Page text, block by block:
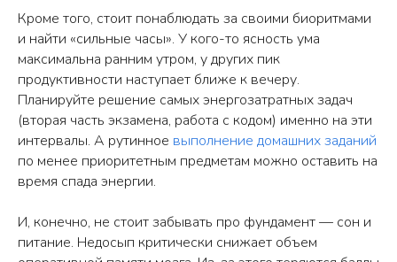
Кроме того, стоит понаблюдать за своими биоритмами
и найти «сильные часы». У кого-то ясность ума
максимальна ранним утром, у других пик
продуктивности наступает ближе к вечеру.
Планируйте решение самых энергозатратных задач
(вторая часть экзамена, работа с кодом) именно на эти
интервалы. А рутинное выполнение домашних заданий
по менее приоритетным предметам можно оставить на
время спада энергии.
И, конечно, не стоит забывать про фундамент — сон и
питание. Недосып критически снижает объем
ОСТАВИТЬ ЗАЯВКУ
индивидуальный план занятий
12
5
30
сфере IT
В нашем блоге вы можете найти
полезные статьи, связанные с темами
наших курсов, и изучать их
ПОЛЕЗНЫЕ
СТАТЬИ